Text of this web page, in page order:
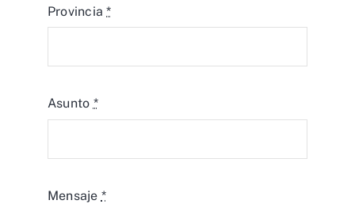
Provincia*
Asunto *
Mensaje *